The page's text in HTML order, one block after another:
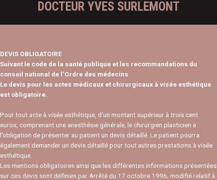
DOCTEUR YVES SURLEMONT
DEVIS OBLIGATOIRE
Suivant le code de la santé publique et les recommandations du
conseil national de l’Ordre des médecins
Le devis pour les actes médicaux et chirurgicaux à visée esthétique
est obligatoire.
Pour tout acte à visée esthétique, d’un montant supérieur à trois cent
euros, comprenant une anesthésie générale, le chirurgien plasticien a
l’obligation de présenter au patient un devis détaillé. Le patient pourra
également demander un devis détaillé pour tout autres prestations à visée
esthétique.
Les mentions obligatoires ainsi que les différentes informations présentées
sur ces devis sont définies par Arrêté du 17 octobre 1996, modifié relatif à